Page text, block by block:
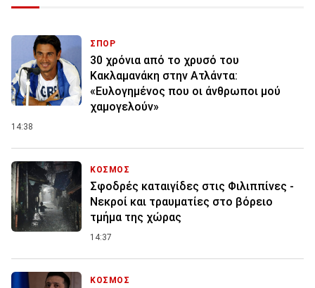
ΣΠΟΡ
30 χρόνια από το χρυσό του
Κακλαμανάκη στην Ατλάντα:
«Ευλογημένος που οι άνθρωποι μού
χαμογελούν»
14:38
ΚΟΣΜΟΣ
Σφοδρές καταιγίδες στις Φιλιππίνες -
Νεκροί και τραυματίες στο βόρειο
τμήμα της χώρας
14:37
ΚΟΣΜΟΣ